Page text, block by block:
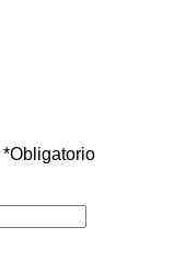
*Obligatorio